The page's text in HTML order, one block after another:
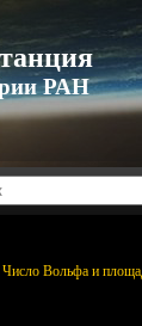
РАН
Число Вольфа и